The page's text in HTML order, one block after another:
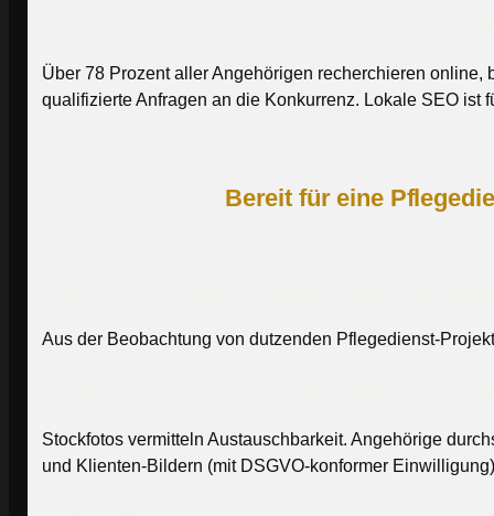
Über 78 Prozent aller Angehörigen recherchieren online,
qualifizierte Anfragen an die Konkurrenz. Lokale SEO ist
Bereit für eine
Aus der Beobachtung von dutzenden Pflegedienst-
Stockfotos vermitteln Austauschbarkeit. Angehörige
und Klienten-Bildern (mit DSGVO-konformer